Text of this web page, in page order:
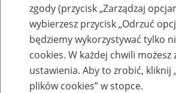
Zaproś ZUS do siebie:
rezerwowane, e-wizyty,
zgody (przycisk „Zarządzaj
wybierzesz przycisk „Odrzuć
będziemy wykorzystywać tylko
cookies. W każdej chwili możesz
ustawienia. Aby to zrobić, kliknij
plików cookies” w stopce.